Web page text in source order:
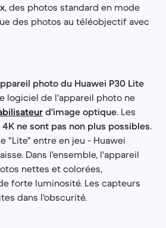
, des photos standard en mode
des photos au téléobjectif avec
photo du Huawei P30 Lite
logiciel de l'appareil photo ne
d'image optique. Les
ne sont pas non plus possibles.
"Lite" entre en jeu - Huawei
Dans l'ensemble, l'appareil
nettes et colorées,
forte luminosité. Les capteurs
dans l'obscurité.